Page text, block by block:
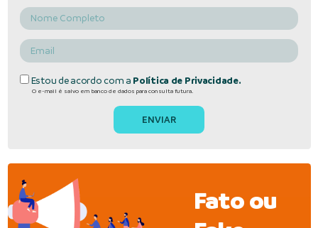
Estou de acordo com a Política de Privacidade.
O e-mail é salvo em banco de dados para consulta futura.
Fato ou